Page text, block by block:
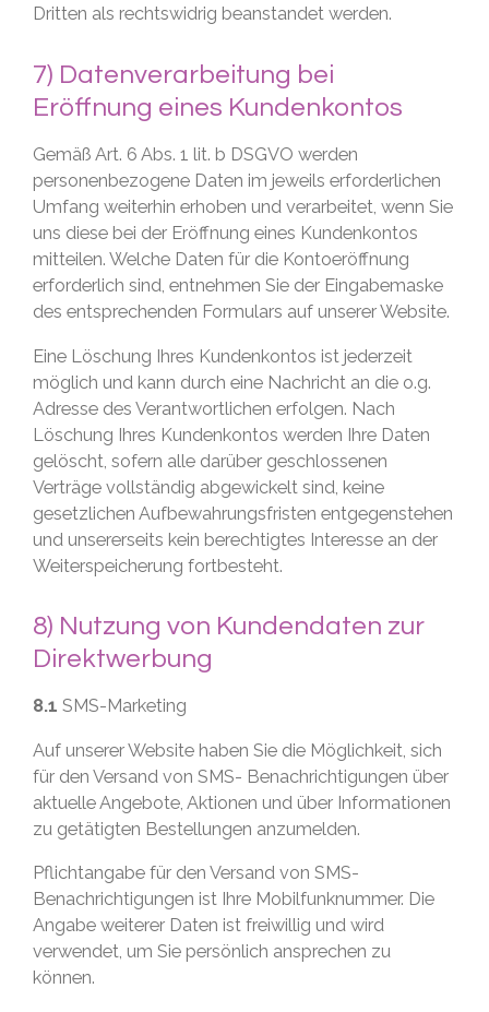
Dritten als rechtswidrig beanstandet werden.
7) Datenverarbeitung bei
Eröffnung eines Kundenkontos
Gemäß Art. 6 Abs. 1 lit. b DSGVO werden
personenbezogene Daten im jeweils erforderlichen
Umfang weiterhin erhoben und verarbeitet, wenn Sie
uns diese bei der Eröffnung eines Kundenkontos
mitteilen. Welche Daten für die Kontoeröffnung
erforderlich sind, entnehmen Sie der Eingabemaske
des entsprechenden Formulars auf unserer Website.
Eine Löschung Ihres Kundenkontos ist jederzeit
möglich und kann durch eine Nachricht an die o.g.
Adresse des Verantwortlichen erfolgen. Nach
Löschung Ihres Kundenkontos werden Ihre Daten
gelöscht, sofern alle darüber geschlossenen
Verträge vollständig abgewickelt sind, keine
gesetzlichen Aufbewahrungsfristen entgegenstehen
und unsererseits kein berechtigtes Interesse an der
Weiterspeicherung fortbesteht.
8) Nutzung von Kundendaten zur
Direktwerbung
8.1 SMS-Marketing
Auf unserer Website haben Sie die Möglichkeit, sich
für den Versand von SMS- Benachrichtigungen über
aktuelle Angebote, Aktionen und über Informationen
zu getätigten Bestellungen anzumelden.
Pflichtangabe für den Versand von SMS-
Benachrichtigungen ist Ihre Mobilfunknummer. Die
Angabe weiterer Daten ist freiwillig und wird
verwendet, um Sie persönlich ansprechen zu
können.